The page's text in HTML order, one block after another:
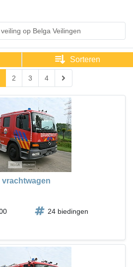
op Belga Veilingen
Sorteren
2 3 4
vrachtwagen
24 biedingen